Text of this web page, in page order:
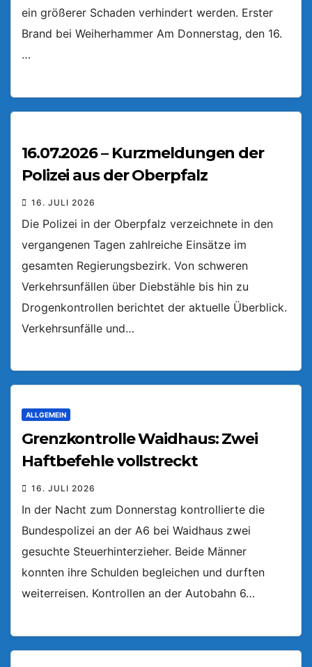
ein größerer Schaden verhindert werden. Erster
Brand bei Weiherhammer Am Donnerstag, den 16.
…
16.07.2026 – Kurzmeldungen der
Polizei aus der Oberpfalz
16. JULI 2026
Die Polizei in der Oberpfalz verzeichnete in den
vergangenen Tagen zahlreiche Einsätze im
gesamten Regierungsbezirk. Von schweren
Verkehrsunfällen über Diebstähle bis hin zu
Drogenkontrollen berichtet der aktuelle Überblick.
Verkehrsunfälle und…
ALLGEMEIN
Grenzkontrolle Waidhaus: Zwei
Haftbefehle vollstreckt
16. JULI 2026
In der Nacht zum Donnerstag kontrollierte die
Bundespolizei an der A6 bei Waidhaus zwei
gesuchte Steuerhinterzieher. Beide Männer
konnten ihre Schulden begleichen und durften
weiterreisen. Kontrollen an der Autobahn 6…